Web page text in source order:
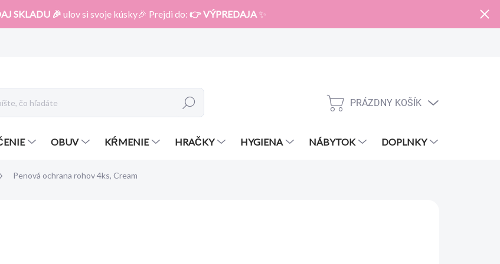
SKLADU 🎉 ulov si svoje kúsky🎉 Prejdi do: 👉 VÝPREDAJA ✨
Hľadať
NÁKUPNÝ
PRÁZDNY KOŠÍK
OBUV KŔMENIE HRAČKY HYGIENA NÁBYTOK DOPLNKY
Penová ochrana rohov 4ks, Cream